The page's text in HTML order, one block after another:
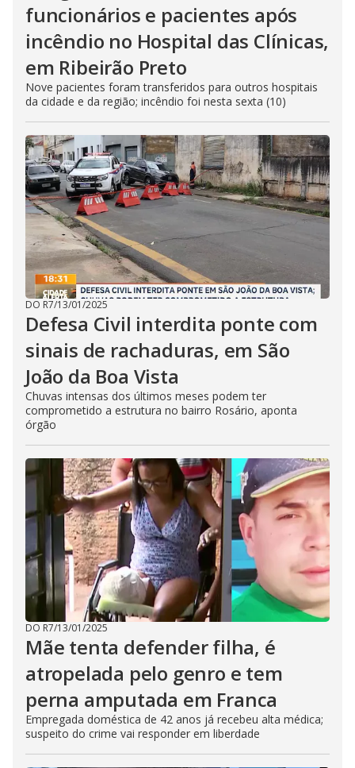
funcionários e pacientes após
incêndio no Hospital das Clínicas,
em Ribeirão Preto
Nove pacientes foram transferidos para outros hospitais
da cidade e da região; incêndio foi nesta sexta (10)
DO R7/13/01/2025
Defesa Civil interdita ponte com
sinais de rachaduras, em São
João da Boa Vista
Chuvas intensas dos últimos meses podem ter
comprometido a estrutura no bairro Rosário, aponta
órgão
DO R7/13/01/2025
Mãe tenta defender filha, é
atropelada pelo genro e tem
perna amputada em Franca
Empregada doméstica de 42 anos já recebeu alta médica;
suspeito do crime vai responder em liberdade